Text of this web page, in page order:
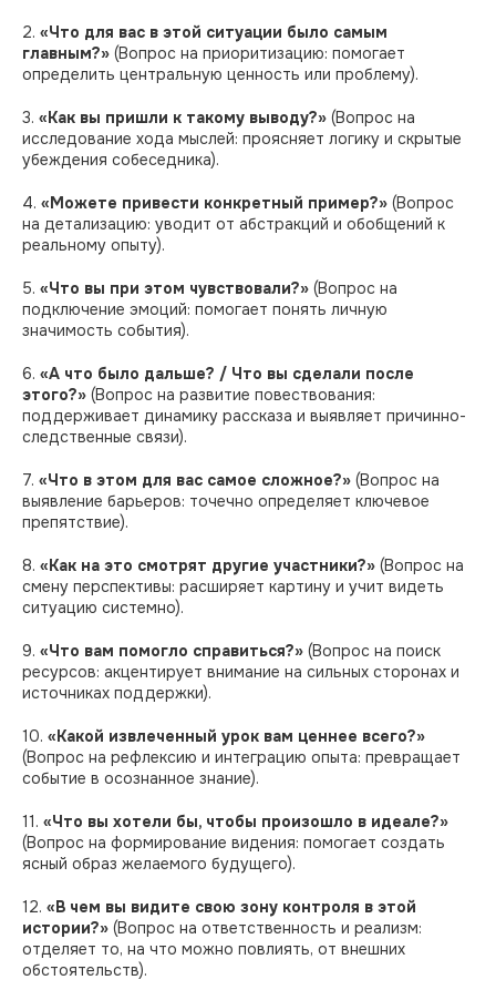
2. «Что для вас в этой ситуации было самым
главным?» (Вопрос на приоритизацию: помогает
определить центральную ценность или проблему).
3. «Как вы пришли к такому выводу?» (Вопрос на
исследование хода мыслей: проясняет логику и скрытые
убеждения собеседника).
4. «Можете привести конкретный пример?» (Вопрос
на детализацию: уводит от абстракций и обобщений к
реальному опыту).
5. «Что вы при этом чувствовали?» (Вопрос на
подключение эмоций: помогает понять личную
значимость события).
6. «А что было дальше? / Что вы сделали после
этого?» (Вопрос на развитие повествования:
поддерживает динамику рассказа и выявляет причинно-
следственные связи).
7. «Что в этом для вас самое сложное?» (Вопрос на
выявление барьеров: точечно определяет ключевое
препятствие).
8. «Как на это смотрят другие участники?» (Вопрос на
смену перспективы: расширяет картину и учит видеть
ситуацию системно).
9. «Что вам помогло справиться?» (Вопрос на поиск
ресурсов: акцентирует внимание на сильных сторонах и
источниках поддержки).
10. «Какой извлеченный урок вам ценнее всего?»
(Вопрос на рефлексию и интеграцию опыта: превращает
событие в осознанное знание).
11. «Что вы хотели бы, чтобы произошло в идеале?»
(Вопрос на формирование видения: помогает создать
ясный образ желаемого будущего).
12. «В чем вы видите свою зону контроля в этой
истории?» (Вопрос на ответственность и реализм:
отделяет то, на что можно повлиять, от внешних
обстоятельств).